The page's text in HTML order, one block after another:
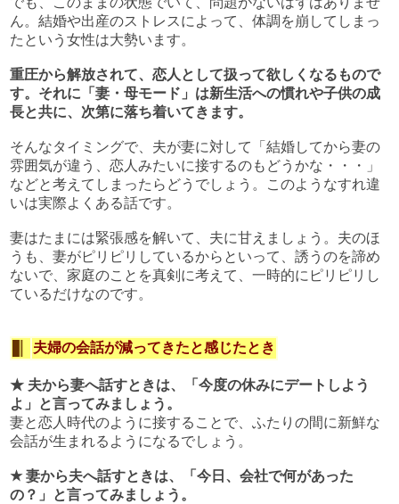
ん。結婚や出産のストレスによって、体調を崩してしまっ
たという女性は大勢います。
重圧から解放されて、恋人として扱って欲しくなるもので
す。それに「妻・母モード」は新生活への慣れや子供の成
長と共に、次第に落ち着いてきます。
そんなタイミングで、夫が妻に対して「結婚してから妻の
雰囲気が違う、恋人みたいに接するのもどうかな・・・」
などと考えてしまったらどうでしょう。このようなすれ違
いは実際よくある話です。
妻はたまには緊張感を解いて、夫に甘えましょう。夫のほ
うも、妻がピリピリしているからといって、誘うのを諦め
ないで、家庭のことを真剣に考えて、一時的にピリピリし
ているだけなのです。
夫婦の会話が減ってきたと感じたとき
★ 夫から妻へ話すときは、「今度の休みにデートしよう
よ」と言ってみましょう。
妻と恋人時代のように接することで、ふたりの間に新鮮な
会話が生まれるようになるでしょう。
★ 妻から夫へ話すときは、「今日、会社で何があった
の？」と言ってみましょう。